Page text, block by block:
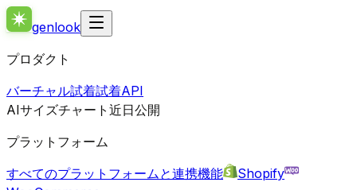
genlook
プロダクト
バーチャル試着試着API
AIサイズチャート 近日公開
プラットフォーム
すべてのプラットフォームと連携機能
Shopify